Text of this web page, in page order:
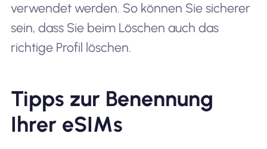
verwendet werden. So können Sie sicherer
sein, dass Sie beim Löschen auch das
richtige Profil löschen.
Tipps zur Benennung
Ihrer eSIMs